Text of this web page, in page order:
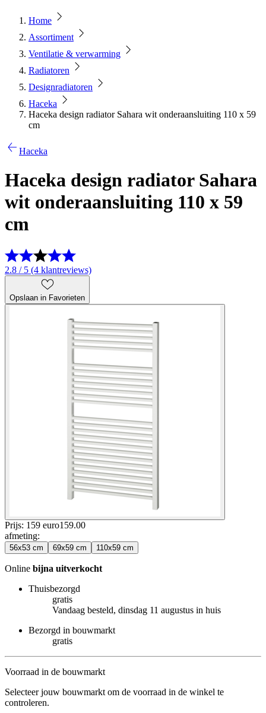
Home
Assortiment
Ventilatie & verwarming
Radiatoren
Designradiatoren
Haceka
Haceka design radiator Sahara wit onderaansluiting 110 x 59
cm
Haceka
Haceka design radiator Sahara
wit onderaansluiting 110 x 59
cm
2.8 / 5 (4 klantreviews)
Opslaan in Favorieten
Prijs: 159 euro159.00
afmeting:
56x53 cm 69x59 cm 110x59 cm
Online bijna uitverkocht
Thuisbezorgd
gratis
Vandaag besteld, dinsdag 11 augustus in huis
Bezorgd in bouwmarkt
gratis
Voorraad in de bouwmarkt
Selecteer jouw bouwmarkt om de voorraad in de winkel te
controleren.